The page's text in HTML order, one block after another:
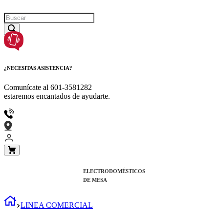
¿NECESITAS ASISTENCIA?
Comunícate al 601-3581282
estaremos encantados de ayudarte.
ELECTRODOMÉSTICOS
DE MESA
LINEA COMERCIAL